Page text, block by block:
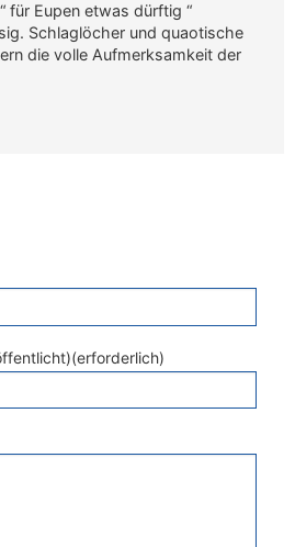
für Eupen etwas dürftig “
Schlaglöcher und quaotische
die volle Aufmerksamkeit der